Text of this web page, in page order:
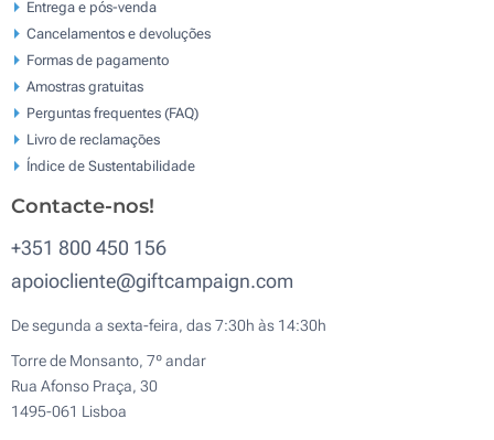
Entrega e pós-venda
Cancelamentos e devoluções
Formas de pagamento
Amostras gratuitas
Perguntas frequentes (FAQ)
Livro de reclamaçōes
Índice de Sustentabilidade
Contacte-nos!
+351 800 450 156
apoiocliente@giftcampaign.com
De segunda a sexta-feira, das 7:30h às 14:30h
Torre de Monsanto, 7º andar
Rua Afonso Praça, 30
1495-061 Lisboa